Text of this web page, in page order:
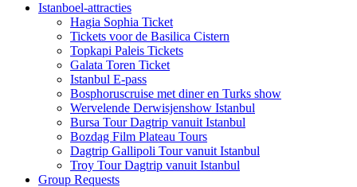
Istanboel-attracties
Hagia Sophia Ticket
Tickets voor de Basilica Cistern
Topkapi Paleis Tickets
Galata Toren Ticket
Istanbul E-pass
Bosphoruscruise met diner en Turks show
Wervelende Derwisjenshow Istanbul
Bursa Tour Dagtrip vanuit Istanbul
Bozdag Film Plateau Tours
Dagtrip Gallipoli Tour vanuit Istanbul
Troy Tour Dagtrip vanuit Istanbul
Group Requests